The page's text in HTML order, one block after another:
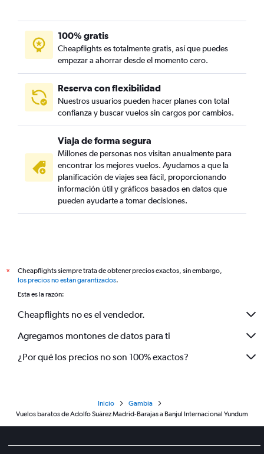
100% gratis
Cheapflights es totalmente gratis, así que puedes
empezar a ahorrar desde el momento cero.
Reserva con flexibilidad
Nuestros usuarios pueden hacer planes con total
confianza y buscar vuelos sin cargos por cambios.
Viaja de forma segura
Millones de personas nos visitan anualmente para
encontrar los mejores vuelos. Ayudamos a que la
planificación de viajes sea fácil, proporcionando
información útil y gráficos basados en datos que
pueden ayudarte a tomar decisiones.
*
Cheapflights siempre trata de obtener precios exactos, sin embargo,
los precios no están garantizados.
Esta es la razón:
Cheapflights no es el vendedor.
Agregamos montones de datos para ti
¿Por qué los precios no son 100% exactos?
Inicio
Gambia
Vuelos baratos de Adolfo Suárez Madrid-Barajas a Banjul Internacional Yundum